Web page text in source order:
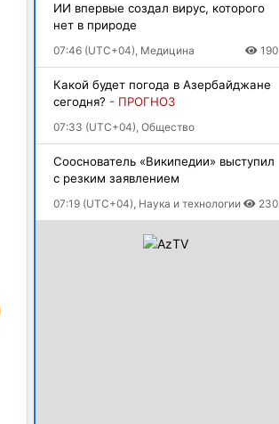
ИИ впервые создал вирус, которого
нет в природе
07:46 (UTC+04), Медицина 190
Какой будет погода в Азербайджане
сегодня? - ПРОГНОЗ
07:33 (UTC+04), Общество
Сооснователь «Википедии» выступил
с резким заявлением
07:19 (UTC+04), Наука и технологии 230